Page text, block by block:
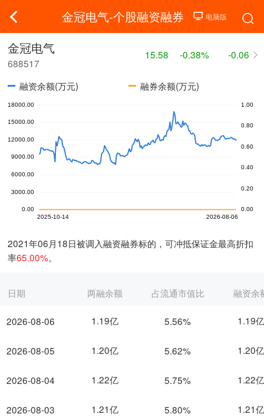
金冠电气-个股融资融券
金冠电气
688517
15.58 -0.38% -0.06
融资余额(万元) 融券余额(万元)
2021年06月18日被调入融资融券标的，可冲抵保证金最高折扣
率65.00%。
日期
2026-08-06
2026-08-05
2026-08-04
2026-08-03
两融余额 占流通市值比 融资余
1.19亿 5.56% 1.19亿
1.20亿 5.62% 1.20亿
1.22亿 5.75% 1.22亿
1.21亿 5.80% 1.21亿